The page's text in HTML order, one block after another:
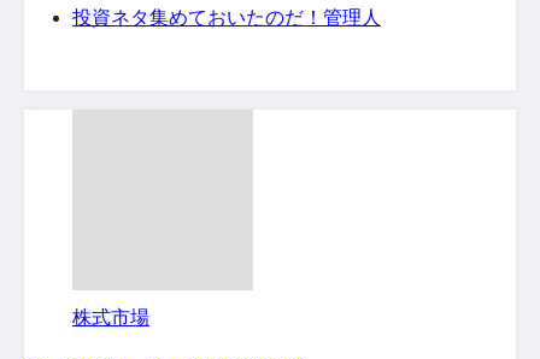
投資ネタ集めておいたのだ！管理人
株式市場